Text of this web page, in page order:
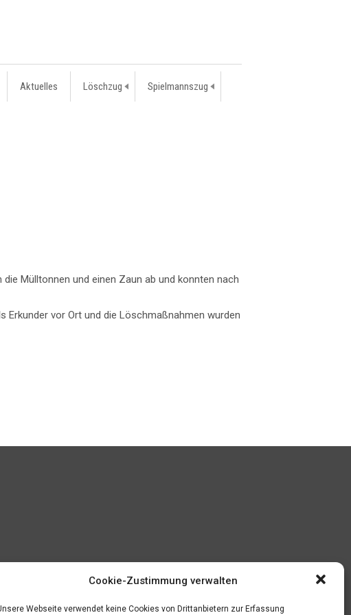
Cookie-Zustimmung verwalten
Webseite verwendet keine Cookies von Drittanbietern zur Erfassung
Aktuelles Löschzug Spielmannszug
Mülltonnen und einen Zaun ab und konnten nach
Erkunder vor Ort und die Löschmaßnahmen wurden